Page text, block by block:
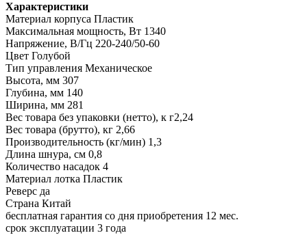
Характеристики
Материал корпуса Пластик
Максимальная мощность, Вт 1340
Напряжение, В/Гц 220-240/50-60
Цвет Голубой
Тип управления Механическое
Высота, мм 307
Глубина, мм 140
Ширина, мм 281
Вес товара без упаковки (нетто), к г2,24
Вес товара (брутто), кг 2,66
Производительность (кг/мин) 1,3
Длина шнура, см 0,8
Количество насадок 4
Материал лотка Пластик
Реверс да
Страна Китай
бесплатная гарантия со дня приобретения 12 мес.
срок эксплуатации 3 года